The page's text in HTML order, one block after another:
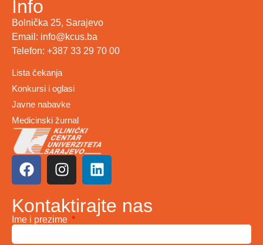
Info
Bolnička 25, Sarajevo
Email: info@kcus.ba
Telefon: +387 33 29 70 00
Lista čekanja
Konkursi i oglasi
Javne nabavke
Medicinski žurnal
Kontaktirajte nas
Ime i prezime